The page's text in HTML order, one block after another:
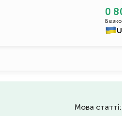
0
Мова статті: